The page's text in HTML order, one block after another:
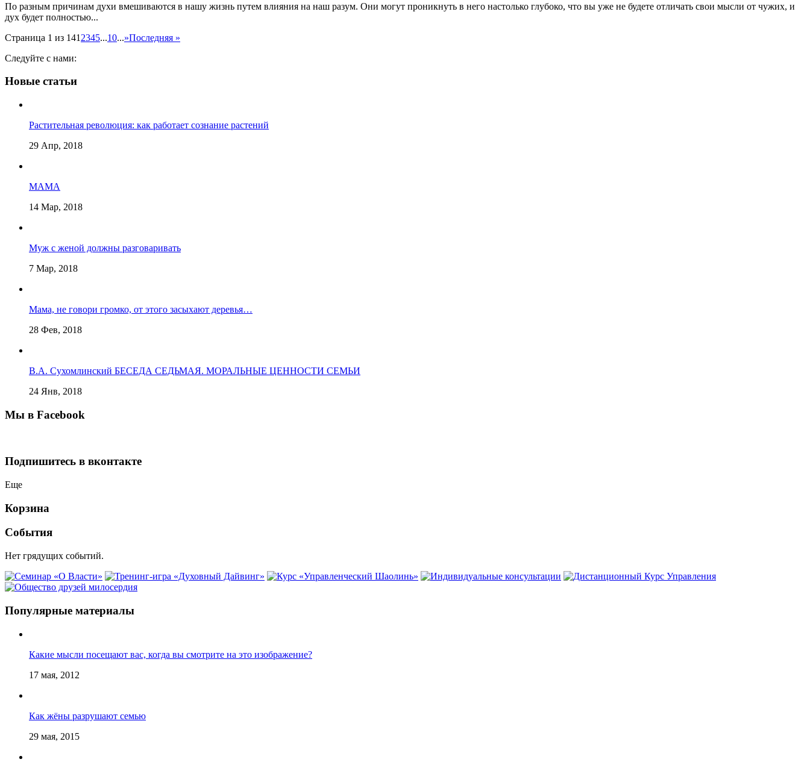
По разным причинам духи вмешиваются в нашу жизнь путем влияния на наш разум. Они могут проникнуть в него настолько глубоко, что вы уже не будете отличать свои мысли от чужих, и
дух будет полностью...
Страница 1 из 141 2345...10...»Последняя »
Следуйте с нами:
Новые статьи
Растительная революция: как работает сознание растений
29 Апр, 2018
МАМА
14 Мар, 2018
Муж с женой должны разговаривать
7 Мар, 2018
Мама, не говори громко, от этого засыхают деревья…
28 Фев, 2018
В.А. Сухомлинский БЕСЕДА СЕДЬМАЯ. МОРАЛЬНЫЕ ЦЕННОСТИ СЕМЬИ
24 Янв, 2018
Мы в Facebook
Подпишитесь в вконтакте
Еще
Корзина
События
Нет грядущих событий.
Популярные материалы
Какие мысли посещают вас, когда вы смотрите на это изображение?
17 мая, 2012
Как жёны разрушают семью
29 мая, 2015